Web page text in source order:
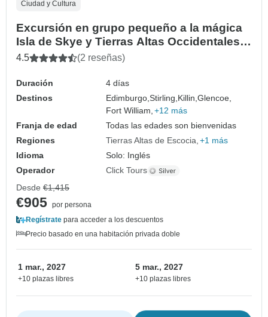
Ciudad y Cultura
Excursión en grupo pequeño a la mágica
Isla de Skye y Tierras Altas Occidentales -
4 Días
4.5 (2 reseñas)
Duración
4 días
Destinos
Edimburgo,Stirling,Killin,Glencoe,
Fort William, +12 más
Franja de edad
Todas las edades son bienvenidas
Regiones
Tierras Altas de Escocia +1 más
Idioma
Solo: Inglés
Operador
Click Tours
Desde €1,415
€905 por persona
Regístrate para acceder a los descuentos
Precio basado en una habitación privada doble
1 mar., 2027
+10 plazas libres
5 mar., 2027
+10 plazas libres